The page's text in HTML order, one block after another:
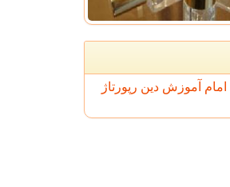
امام آموزش دین رپورتاژ